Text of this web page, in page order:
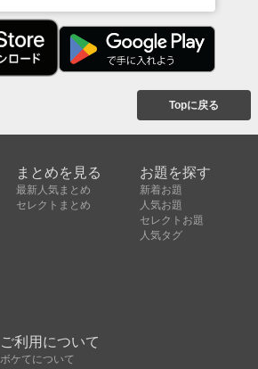
Topに戻る
まとめを見る
最新人気まとめ
セレクトまとめ
お題を探す
新着お題
人気お題
セレクトお題
人気タグ
ご利用について
ボケてについて